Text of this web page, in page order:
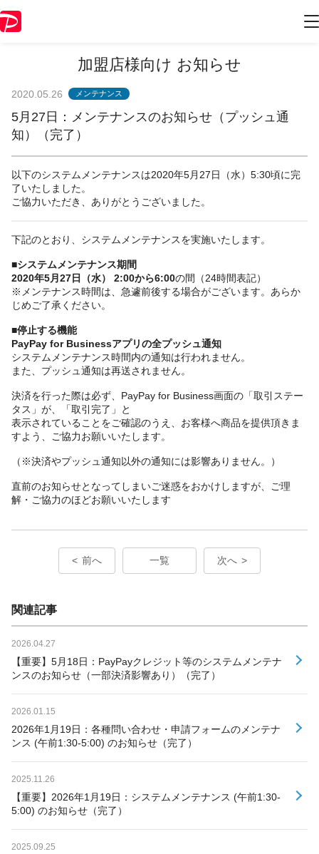
加盟店様向け お知らせ
2020.05.26 メンテナンス
5月27日：メンテナンスのお知らせ（プッシュ通
知）（完了）
以下のシステムメンテナンスは2020年5月27日（水）5:30頃に完
了いたしました。
ご協力いただき、ありがとうございました。
下記のとおり、システムメンテナンスを実施いたします。
■システムメンテナンス期間
2020年5月27日（水） 2:00から6:00の間（24時間表記）
※メンテナンス時間は、急遽前後する場合がございます。あらか
じめご了承ください。
■停止する機能
PayPay for Businessアプリの全プッシュ通知
システムメンテナンス時間内の通知は行われません。
また、プッシュ通知は再送されません。
決済を行った際は必ず、PayPay for Business画面の「取引ステー
タス」が、「取引完了」と
表示されていることをご確認のうえ、お客様へ商品を提供頂きま
すよう、ご協力お願いいたします。
（※決済やプッシュ通知以外の通知には影響ありません。）
直前のお知らせとなってしまいご迷惑をおかけしますが、ご理
解・ご協力のほどお願いいたします
前へ 一覧 次へ
関連記事
2026.04.27
【重要】5月18日：PayPayクレジット等のシステムメンテナ
ンスのお知らせ（一部決済影響あり）（完了）
2026.01.15
2026年1月19日：各種問い合わせ・申請フォームのメンテナ
ンス (午前1:30-5:00) のお知らせ（完了）
2025.11.26
【重要】2026年1月19日：システムメンテナンス (午前1:30-
5:00) のお知らせ（完了）
2025.09.25